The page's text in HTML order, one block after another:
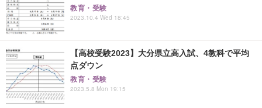
教育・受験
2023.10.4 Wed 18:45
【高校受験2023】大分県立高入試、4教科で平均
点ダウン
教育・受験
2023.5.8 Mon 19:15